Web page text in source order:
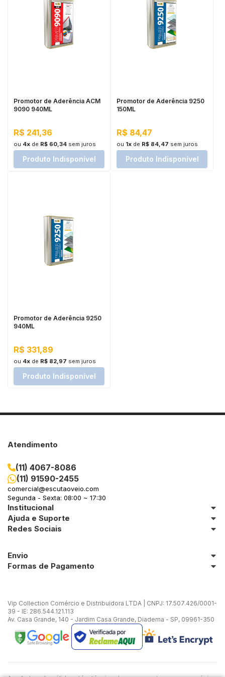
Promotor de Aderência ACM
9090 940ML
R$ 241,36
ou 4xde R$ 60,34 sem juros
Produto Indisponível
Promotor de Aderência 9250
150ML
R$ 84,47
ou 1xde R$ 84,47 sem juros
Produto Indisponível
Promotor de Aderência 9250
940ML
R$ 331,89
ou 4xde R$ 82,97 sem juros
Produto Indisponível
Atendimento
(11) 4067-8086
(11) 91590-2455
comercial@escutaoveio.com
Segunda - Sexta: 08:00 ~ 17:30
Institucional
Ajuda e Suporte
Redes Sociais
Envio
Formas de Pagamento
Vip Collection Comércio e Distribuidora LTDA | CNPJ: 17.507.426/0001-
39 - IE: 286.544.121.113
Av. Casa Grande, 140 - Jardim Casa Grande, Diadema - SP, 09961-350